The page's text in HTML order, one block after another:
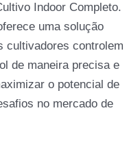
Indoor Completo.
uma solução
cultivadores controlem
de maneira precisa e
o potencial de
no mercado de